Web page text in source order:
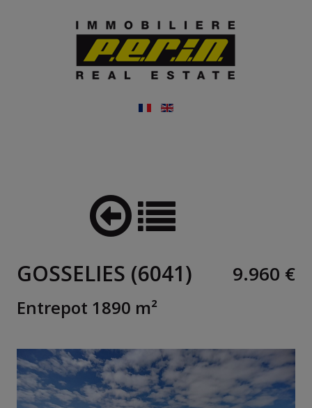
GOSSELIES (6041) 9.960 €
Entrepot 1890 m²